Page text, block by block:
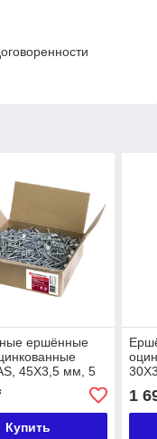
ершённые
45Х3,5 мм, 5
Купить
1